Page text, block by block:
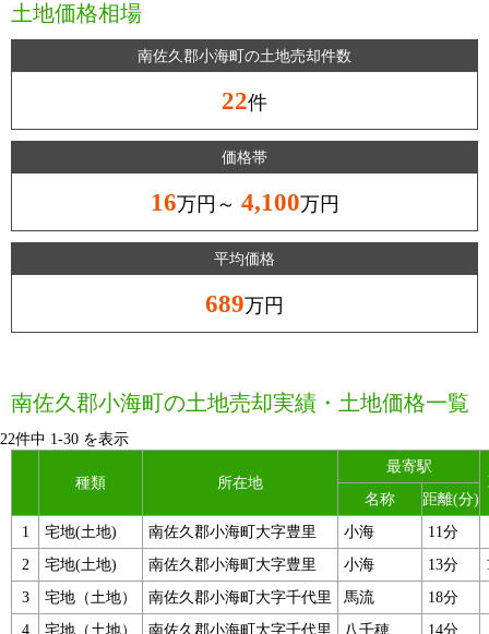
土地価格相場
南佐久郡小海町の土地売却件数
22件
価格帯
16万円～ 4,100万円
平均価格
689万円
南佐久郡小海町の土地売却実績・土地価格一覧
22件中 1-30 を表示
種類 所在地
最寄駅
名称
距離(分)
1
宅地(土地) 南佐久郡小海町大字豊里 小海
11分
2
宅地(土地) 南佐久郡小海町大字豊里 小海 13分
3
宅地（土地） 南佐久郡小海町大字千代里 馬流
18分
4
宅地（土地） 南佐久郡小海町大字千代里 八千穂 14分